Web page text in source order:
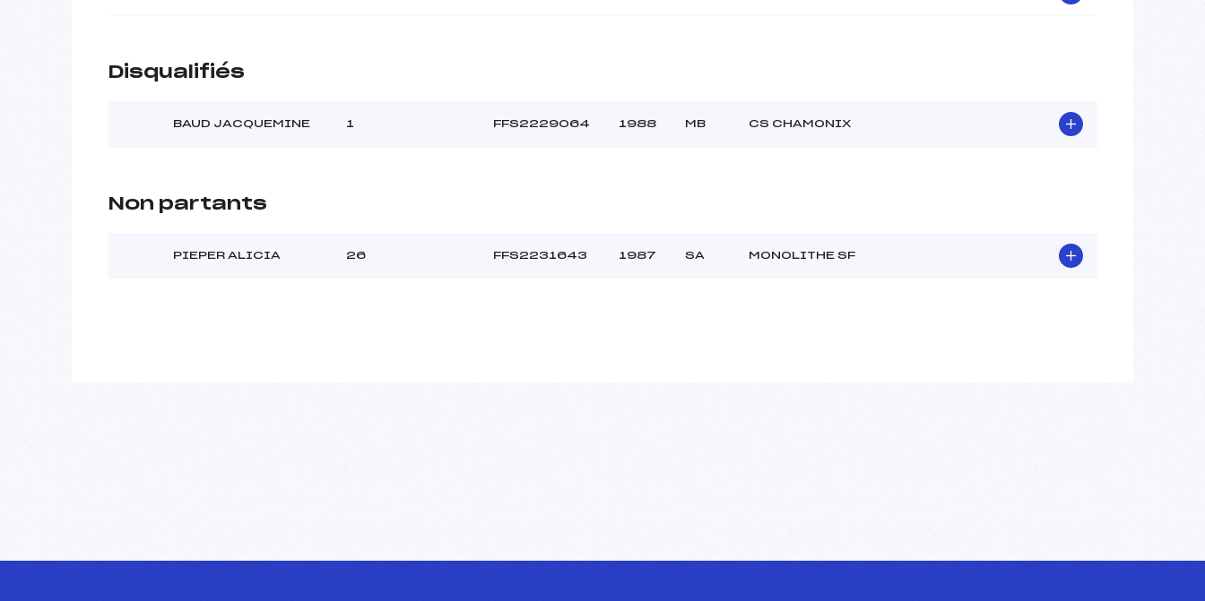
Disqualifiés
BAUD JACQUEMINE 1 FFS2229064 1988 MB CS CHAMONIX
Non partants
PIEPER ALICIA 26 FFS2231643 1987 SA MONOLITHE SF